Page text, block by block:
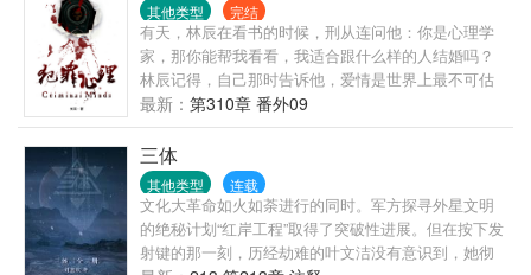
其他类型 完结
有天，林辰在看书的时候，刑从连问他：你是心理学
家，那你能帮我看看，我适合跟什么样的人结婚吗？
林辰记得，自己那时告诉他，爱情是世界上最不可估
量的东西，就算是心理学家也无法预测，因为人与人
的相爱过程中充满了无数变量。刑从连又问，什么是
变量？林辰那时想，变量就是，我以为你只是个普通
的警察，最喜欢在大排档开一瓶啤酒吃小龙虾，却不
知道，你原来是……；又或者说，变量是，我不知道
我会爱上你，也不知道，你何时会爱上我。
最新： 第310章 番外09
三体
其他类型 连载
文化大革命如火如荼进行的同时。军方探寻外星文明
的绝秘计划“红岸工程”取得了突破性进展。但在按下发
射键的那一刻，历经劫难的叶文洁没有意识到，她彻